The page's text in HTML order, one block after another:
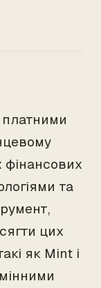
фінансових
та
цих
як Mint і